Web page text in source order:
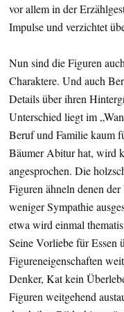
vor allem in der
Impulse und verzichtet
Nun sind die Figuren
Charaktere. Und auch
Details über ihren
Unterschied liegt im
Beruf und Familie kaum
Bäumer Abitur hat, wird
angesprochen. Die
Figuren ähneln denen
weniger Sympathie
etwa wird einmal
Seine Vorliebe für Essen
Figureneigenschaften
Denker, Kat kein
Figuren weitgehend